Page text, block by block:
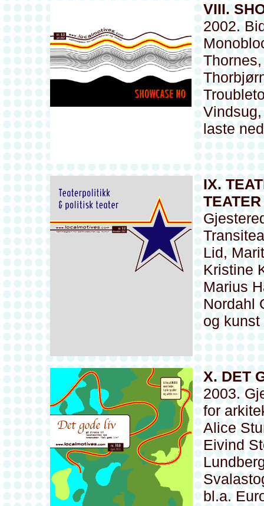
VIII.
2002.
laste
IX.
TEATER
Lid,
Kristine
Marius
Nordahl
og
X. DET
2003.
for
Alice
Eivind
bl.a.